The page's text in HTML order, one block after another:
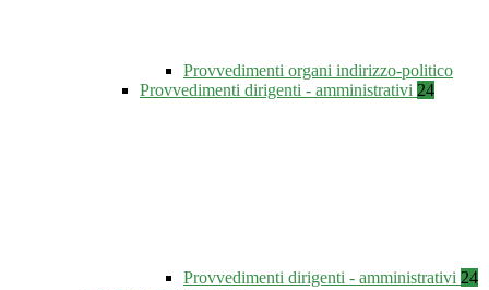
Provvedimenti organi indirizzo-politico
Provvedimenti dirigenti - amministrativi 24
Provvedimenti dirigenti - amministrativi 24